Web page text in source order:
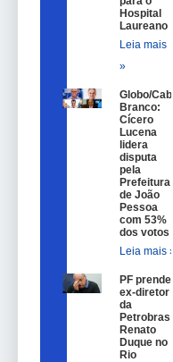
Hospital
Laureano
Leia mais
»
Globo/Cabo
Branco:
Cícero
Lucena
lidera
disputa
pela
Prefeitura
de João
Pessoa
com 53%
dos votos
Leia mais »
PF prende
ex-diretor
da
Petrobras
Renato
Duque no
Rio